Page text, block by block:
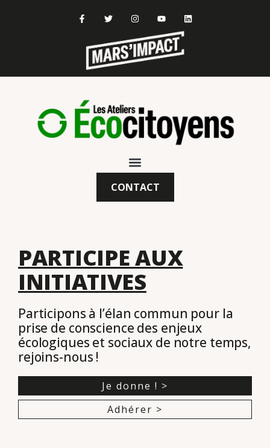
CONTACT
PARTICIPE AUX
INITIATIVES
Participons à l’élan commun pour la
prise de conscience des enjeux
écologiques et sociaux de notre temps,
rejoins-nous !
Je donne ! >
Adhérer >